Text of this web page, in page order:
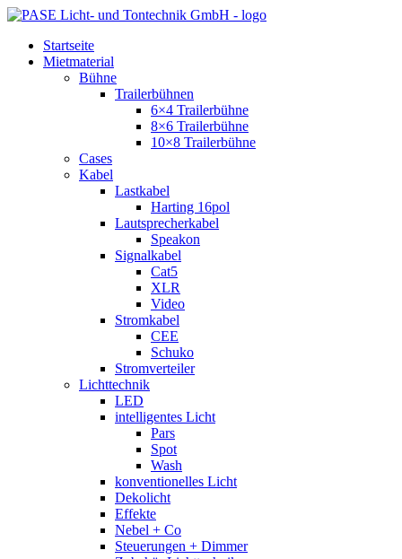
Zum
springenStartseite
Mietmaterial
Bühne
Trailerbühnen
6×4 Trailerbühne
8×6 Trailerbühne
10×8 Trailerbühne
Cases
Kabel
Lastkabel
Harting 16pol
Lautsprecherkabel
Speakon
Signalkabel
Cat5
XLR
Video
Stromkabel
CEE
Schuko
Stromverteiler
Lichttechnik
LED
intelligentes Licht
Pars
Spot
Wash
konventionelles Licht
Dekolicht
Effekte
Nebel + Co
Steuerungen + Dimmer